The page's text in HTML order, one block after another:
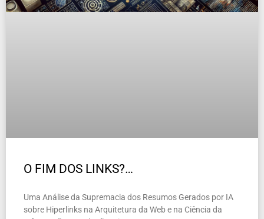
O FIM DOS LINKS?…
Uma Análise da Supremacia dos Resumos Gerados por IA
sobre Hiperlinks na Arquitetura da Web e na Ciência da